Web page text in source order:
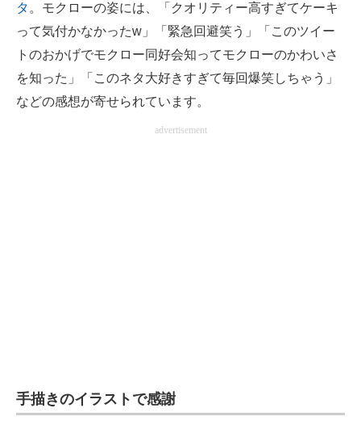
タ 。モクローの姿には、「クオリティー高すぎてケーキ
って気付かなかったw」「緊急回避笑う」「このツイー
トのおかげでモクロー同好会知ってモクローのかわいさ
を知った」「このネタ大好きすぎて毎回爆笑しちゃう」
などの感想が寄せられています。
advertisement
手描きのイラストで感謝